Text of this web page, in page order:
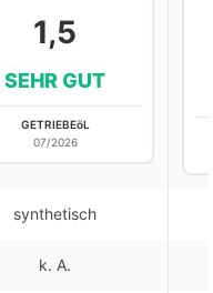
1,5
SEHR GUT
GETRIEBEöL
07/2026
synthetisch
k. A.